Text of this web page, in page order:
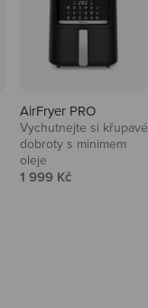
AirFryer PRO
Vychutnejte si křupavé
dobroty s minimem
oleje
Prodejní cena
1 999 Kč